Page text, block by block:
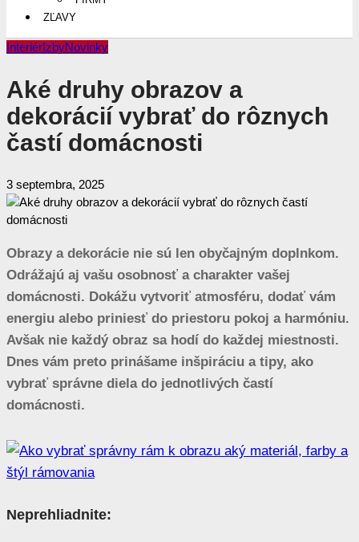
ZĽAVY
InteriérIzbyNovinky
Aké druhy obrazov a
dekorácií vybrať do rôznych
častí domácnosti
3 septembra, 2025
Obrazy a dekorácie nie sú len obyčajným doplnkom.
Odrážajú aj vašu osobnosť a charakter vašej
domácnosti. Dokážu vytvoriť atmosféru, dodať vám
energiu alebo priniesť do priestoru pokoj a harmóniu.
Avšak nie každý obraz sa hodí do každej miestnosti.
Dnes vám preto prinášame inšpiráciu a tipy, ako
vybrať správne diela do jednotlivých častí
domácnosti.
Neprehliadnite: